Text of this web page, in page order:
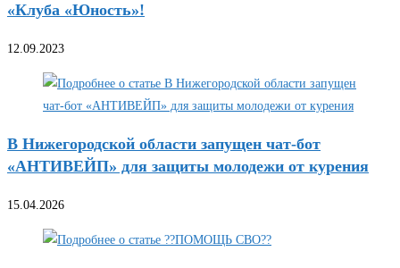
«Клуба «Юность»!
12.09.2023
В Нижегородской области запущен чат-бот
«АНТИВЕЙП» для защиты молодежи от курения
15.04.2026